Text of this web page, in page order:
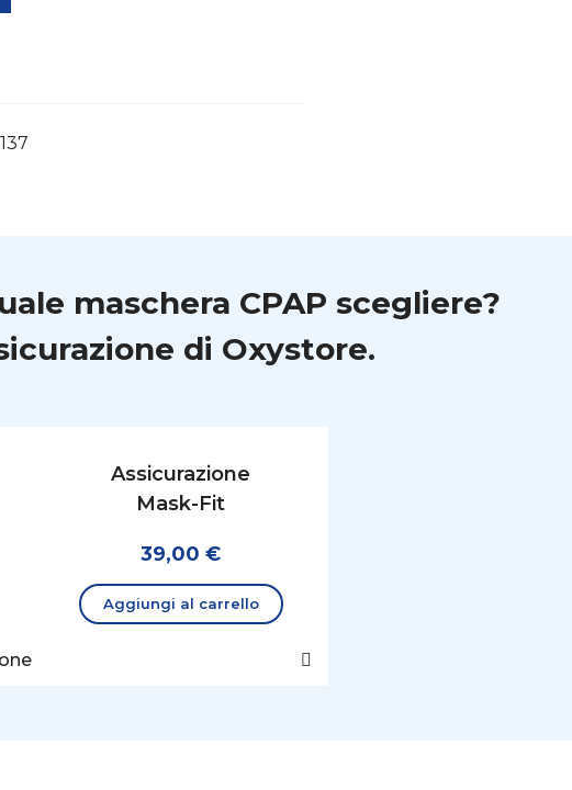
maschera CPAP scegliere?
di Oxystore.
Assicurazione
Mask-Fit
39,00 €
Aggiungi al carrello